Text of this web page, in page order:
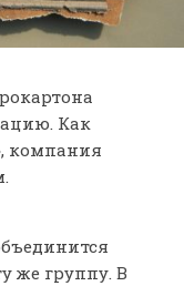
Как
компания
же группу. В